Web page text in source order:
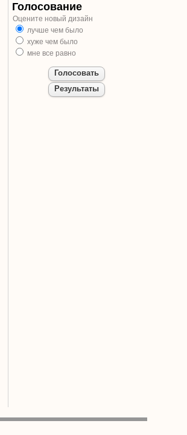
Голосование
Оцените новый дизайн
лучше чем было
хуже чем было
мне все равно